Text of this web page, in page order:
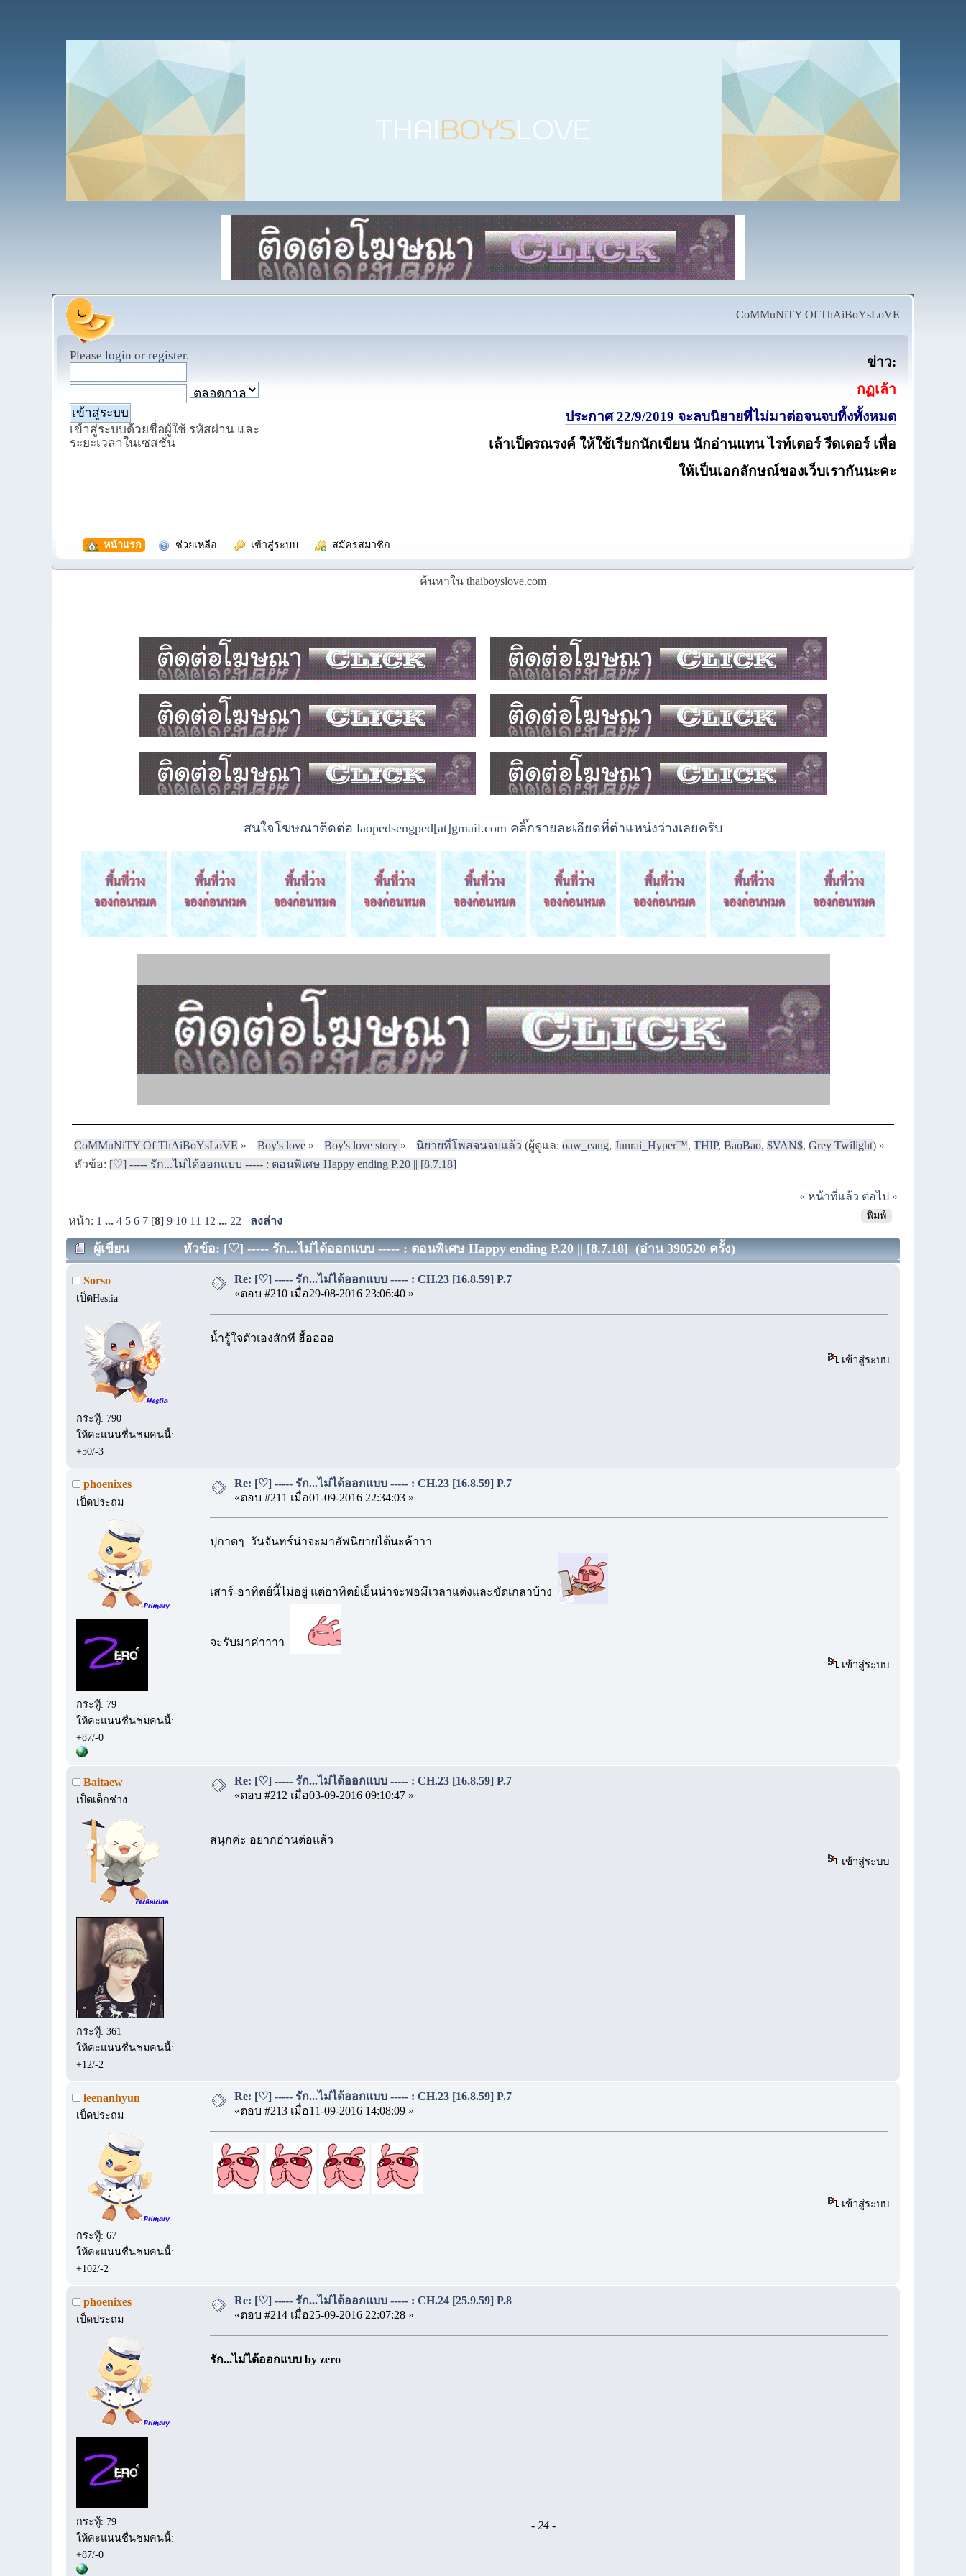
CoMMuNiTY Of ThAiBoYsLoVE
Please login or register.
เข้าสู่ระบบด้วยชื่อผู้ใช้ รหัสผ่าน และ
ระยะเวลาในเซสชั่น
ข่าว:
กฏเล้า
ประกาศ 22/9/2019 จะลบนิยายที่ไม่มาต่อจนจบทิ้งทั้งหมด
เล้าเป็ดรณรงค์ ให้ใช้เรียกนักเขียน นักอ่านแทน ไรท์เตอร์ รีดเดอร์ เพื่อ
ให้เป็นเอกลักษณ์ของเว็บเรากันนะคะ
หน้าแรก ช่วยเหลือ เข้าสู่ระบบ สมัครสมาชิก
ค้นหาใน thaiboyslove.com
สนใจโฆษณาติดต่อ laopedsengped[at]gmail.com คลิ๊กรายละเอียดที่ตำแหน่งว่างเลยครับ
CoMMuNiTY Of ThAiBoYsLoVE » Boy's love» Boy's love story » นิยายที่โพสจนจบแล้ว (ผู้ดูแล:oaw_eang,Junrai_Hyper™,THIP,BaoBao,$VAN$,Grey Twilight) »
หัวข้อ: [♡] ----- รัก...ไม่ได้ออกแบบ ----- : ตอนพิเศษ Happy ending P.20 || [8.7.18]
« หน้าที่แล้ว ต่อไป »
พิมพ์
หน้า: 1 ...4 5 6 7 [8]9 10 11 12 ... 22 ลงล่าง
ผู้เขียน หัวข้อ: [♡] ----- รัก...ไม่ได้ออกแบบ ----- : ตอนพิเศษ Happy ending P.20 || [8.7.18] (อ่าน 390520 ครั้ง)
Sorso
เป็ดHestia
กระทู้: 790
ให้คะแนนชื่นชมคนนี้:
+50/-3
Re: [♡] ----- รัก...ไม่ได้ออกแบบ ----- : CH.23 [16.8.59] P.7
«ตอบ #210 เมื่อ29-08-2016 23:06:40 »
น้ำรู้ใจตัวเองสักที ฮื้ออออ
เข้าสู่ระบบ
phoenixes
เป็ดประถม
กระทู้: 79
ให้คะแนนชื่นชมคนนี้:
+87/-0
Re: [♡] ----- รัก...ไม่ได้ออกแบบ ----- : CH.23 [16.8.59] P.7
«ตอบ #211 เมื่อ01-09-2016 22:34:03 »
ปุกาดๆ วันจันทร์น่าจะมาอัพนิยายได้นะค้าาา
เสาร์-อาทิตย์นี้ไม่อยู่ แต่อาทิตย์เย็นน่าจะพอมีเวลาแต่งและขัดเกลาบ้าง
จะรับมาค่าาาา
เข้าสู่ระบบ
Baitaew
เป็ดเด็กช่าง
กระทู้: 361
ให้คะแนนชื่นชมคนนี้:
+12/-2
Re: [♡] ----- รัก...ไม่ได้ออกแบบ ----- : CH.23 [16.8.59] P.7
«ตอบ #212 เมื่อ03-09-2016 09:10:47 »
สนุกค่ะ อยากอ่านต่อแล้ว
เข้าสู่ระบบ
leenanhyun
เป็ดประถม
กระทู้: 67
ให้คะแนนชื่นชมคนนี้:
+102/-2
Re: [♡] ----- รัก...ไม่ได้ออกแบบ ----- : CH.23 [16.8.59] P.7
«ตอบ #213 เมื่อ11-09-2016 14:08:09 »
เข้าสู่ระบบ
phoenixes
เป็ดประถม
กระทู้: 79
ให้คะแนนชื่นชมคนนี้:
+87/-0
Re: [♡] ----- รัก...ไม่ได้ออกแบบ ----- : CH.24 [25.9.59] P.8
«ตอบ #214 เมื่อ25-09-2016 22:07:28 »
รัก...ไม่ได้ออกแบบ by zero
- 24 -